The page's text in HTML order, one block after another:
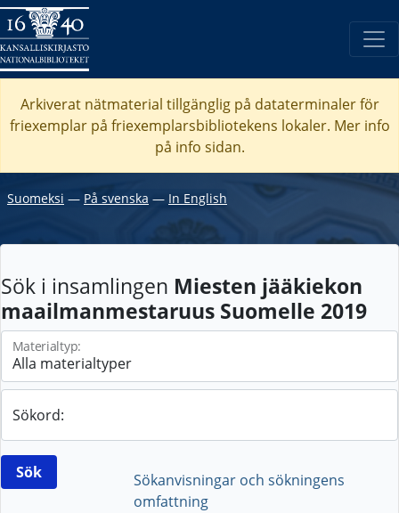
Arkiverat nätmaterial tillgänglig på dataterminaler för
friexemplar på friexemplarsbibliotekens lokaler. Mer info
på info sidan.
Suomeksi ― På svenska ― In English
Sök i insamlingen Miesten jääkiekon
maailmanmestaruus Suomelle 2019
Materialtyp:
Sökord:
Sökanvisningar och sökningens
omfattning